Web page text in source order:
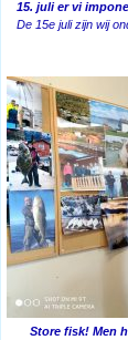
15. juli er vi
De 15e juli zijn wij
Store fisk! Men